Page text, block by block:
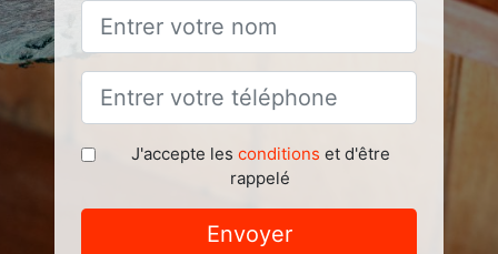
J'accepte les conditions et d'être
rappelé
Envoyer